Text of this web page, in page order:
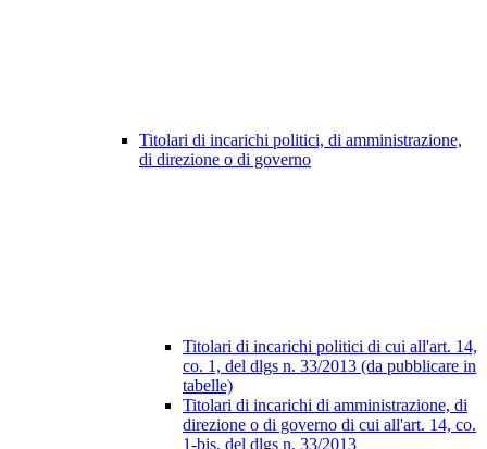
Titolari di incarichi politici, di amministrazione,
di direzione o di governo
Titolari di incarichi politici di cui all'art. 14,
co. 1, del dlgs n. 33/2013 (da pubblicare in
tabelle)
Titolari di incarichi di amministrazione, di
direzione o di governo di cui all'art. 14, co.
1-bis, del dlgs n. 33/2013